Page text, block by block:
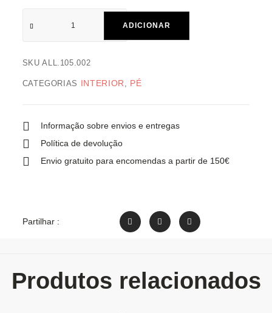
ADICIONAR
SKUALL.105.002
CATEGORIAS INTERIOR , PÉ
Informação sobre envios e entregas
Política de devolução
Envio gratuito para encomendas a partir de 150€
Partilhar :
Produtos relacionados